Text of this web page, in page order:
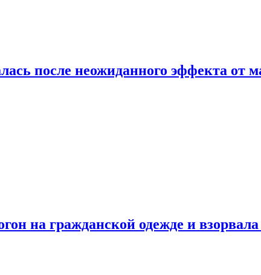
после неожиданного эффекта от
на гражданской одежде и взорвала